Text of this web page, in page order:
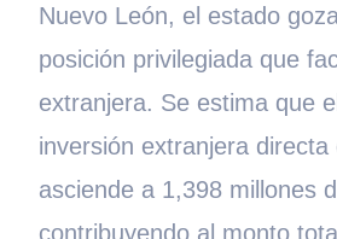
Nuevo León, el estado
posición privilegiada que
extranjera. Se estima que
inversión extranjera directa
asciende a 1,398 millones
contribuyendo al monto